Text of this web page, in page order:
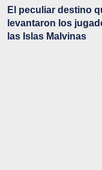
El peculiar destino
levantaron los
las Islas Malvinas